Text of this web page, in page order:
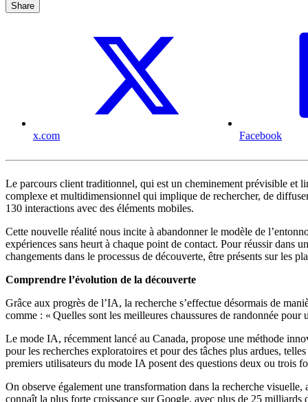
Share
x.com Facebook
Le parcours client traditionnel, qui est un cheminement prévisible et
complexe et multidimensionnel qui implique de rechercher, de
130 interactions avec des éléments mobiles.
Cette nouvelle réalité nous incite à abandonner le modèle de
expériences sans heurt à chaque point de contact. Pour réussir dans
changements dans le processus de découverte, être présents sur les
Comprendre l’évolution de la découverte
Grâce aux progrès de l’IA, la recherche s’effectue désormais de
comme : « Quelles sont les meilleures chaussures de randonnée
Le mode IA, récemment lancé au Canada, propose une méthode
pour les recherches exploratoires et pour des tâches plus ardues,
premiers utilisateurs du mode IA posent des questions deux ou trois
On observe également une transformation dans la recherche
connaît la plus forte croissance sur Google, avec plus de 25